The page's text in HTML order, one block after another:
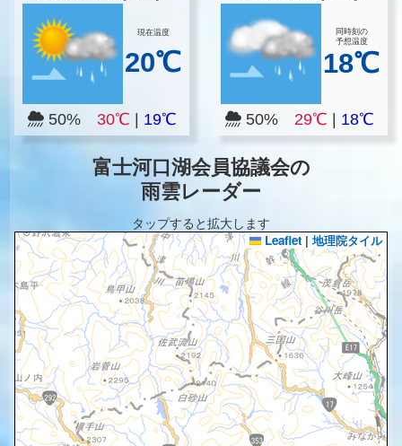
現在温度
20℃
50% 30℃ 19℃
同時刻の
予想温度
18℃
50% 29℃ 18℃
富士河口湖会員協議会の
雨雲レーダー
タップすると拡大します
Leaflet | 地理院タイル